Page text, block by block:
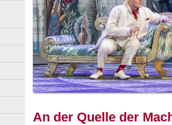
An der Quelle der